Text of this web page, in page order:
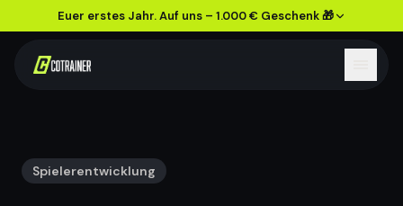
Euer erstes Jahr. Auf uns – 1.000 € Geschenk 🎁
Spielerentwicklung